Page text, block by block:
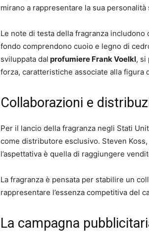
mirano a rappresentare la sua
Le note di testa della fragranza
fondo comprendono cuoio e legno di
sviluppata dal profumiere Frank Voelkl, si
forza, caratteristiche associate alla figura
Collaborazioni e
Per il lancio della fragranza negli Stati
come distributore esclusivo. Steven
l’aspettativa è quella di raggiungere
La fragranza è pensata per stabilire un
rappresentare l’essenza competitiva del
La campagna